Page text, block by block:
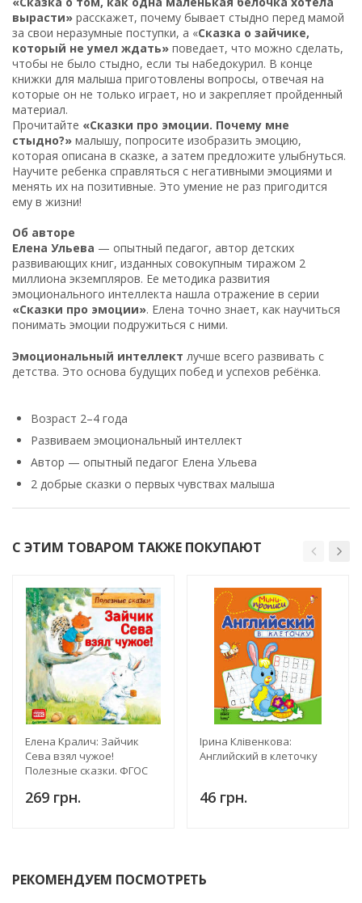
вырасти» расскажет, почему бывает стыдно перед мамой
за свои неразумные поступки, а «Сказка о зайчике,
который не умел ждать» поведает, что можно сделать,
чтобы не было стыдно, если ты набедокурил. В конце
книжки для малыша приготовлены вопросы, отвечая на
которые он не только играет, но и закрепляет пройденный
материал.
Прочитайте «Сказки про эмоции. Почему мне
стыдно?» малышу, попросите изобразить эмоцию,
которая описана в сказке, а затем предложите улыбнуться.
Научите ребенка справляться с негативными эмоциями и
менять их на позитивные. Это умение не раз пригодится
ему в жизни!
Об авторе
Елена Ульева — опытный педагог, автор детских
развивающих книг, изданных совокупным тиражом 2
миллиона экземпляров. Ее методика развития
эмоционального интеллекта нашла отражение в серии
«Сказки про эмоции». Елена точно знает, как научиться
понимать эмоции подружиться с ними.
Эмоциональный интеллект лучше всего развивать с
детства. Это основа будущих побед и успехов ребёнка.
Возраст 2–4 года
Развиваем эмоциональный интеллект
Автор — опытный педагог Елена Ульева
2 добрые сказки о первых чувствах малыша
С ЭТИМ ТОВАРОМ ТАКЖЕ ПОКУПАЮТ
Елена Кралич: Зайчик
Сева взял чужое!
Полезные сказки. ФГОС
269 грн.
Ірина Клівенкова:
Английский в клеточку
46 грн.
РЕКОМЕНДУЕМ ПОСМОТРЕТЬ